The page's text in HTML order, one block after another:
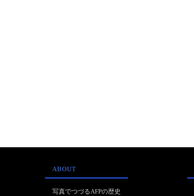
ABOUT
写真でつづるAFPの歴史